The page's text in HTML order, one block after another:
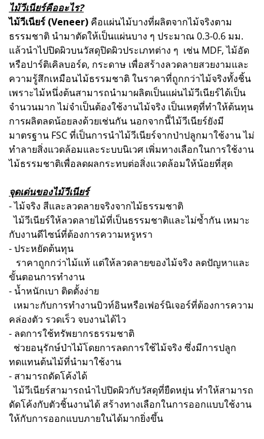
ไม้วีเนียร์คืออะไร?
ไม้วีเนียร์ (Veneer) คือแผ่นไม้บางที่ผลิตจากไม้จริงตาม
ธรรมชาติ นำมาตัดให้เป็นแผ่นบาง ๆ ประมาณ 0.3-0.6 มม.
แล้วนำไปปิดผิวบนวัสดุปิดผิวประเภทต่าง ๆ เช่น MDF, ไม้อัด
หรือปาร์ติเคิลบอร์ด, กระดาษ เพื่อสร้างลวดลายสวยงามและ
ความรู้สึกเหมือนไม้ธรรมชาติ ในราคาที่ถูกกว่าไม้จริงทั้งชิ้น
เพราะไม้หนึ่งต้นสามารถนำมาผลิตเป็นแผ่นไม้วีเนียร์ได้เป็น
จำนวนมาก ไม่จำเป็นต้องใช้งานไม้จริง เป็นเหตุที่ทำให้ต้นทุน
การผลิตลดน้อยลงด้วยเช่นกัน นอกจากนี้ไม้วีเนียร์ยังมี
มาตรฐาน FSC ที่เป็นการนำไม้วีเนียร์จากป่าปลูกมาใช้งาน ไม่
ทำลายสิ่งแวดล้อมและระบบนิเวศ เพิ่มทางเลือกในการใช้งาน
ไม้ธรรมชาติเพื่อลดผลกระทบต่อสิ่งแวดล้อมให้น้อยที่สุด
จุดเด่นของไม้วีเนียร์
- ไม้จริง สีและลวดลายจริงจากไม้ธรรมชาติ
ไม้วีเนียร์ให้ลวดลายไม้ที่เป็นธรรมชาติและไม่ซ้ำกัน เหมาะ
กับงานดีไซน์ที่ต้องการความหรูหรา
- ประหยัดต้นทุน
ราคาถูกกว่าไม้แท้ แต่ให้ลวดลายของไม้จริง ลดปัญหาและ
ขั้นตอนการทำงาน
- น้ำหนักเบา ติดตั้งง่าย
เหมาะกับการทำงานบิวท์อินหรือเฟอร์นิเจอร์ที่ต้องการความ
คล่องตัว รวดเร็ว จบงานได้ไว
- ลดการใช้ทรัพยากรธรรมชาติ
ช่วยอนุรักษ์ป่าไม้โดยการลดการใช้ไม้จริง ซึ่งมีการปลูก
ทดแทนต้นไม้ที่นำมาใช้งาน
- สามารถดัดโค้งได้
ไม้วีเนียร์สามารถนำไปปิดผิวกับวัสดุที่ยืดหยุ่น ทำให้สามารถ
ดัดโค้งกับตัวชิ้นงานได้ สร้างทางเลือกในการออกแบบใช้งาน
ให้กับการออกแบบภายในได้มากยิ่งขึ้น